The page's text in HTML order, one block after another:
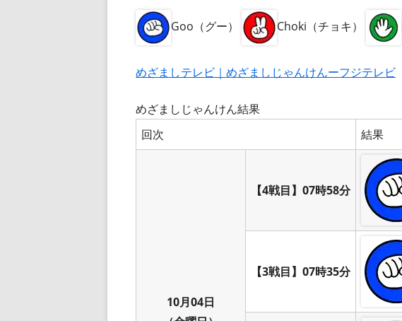
Goo（グー） Choki（チョキ）
めざましテレビ｜めざましじゃんけんーフジテレビ
めざましじゃんけん結果
回次
結果
10月04日
【4戦目】07時58分
【3戦目】07時35分